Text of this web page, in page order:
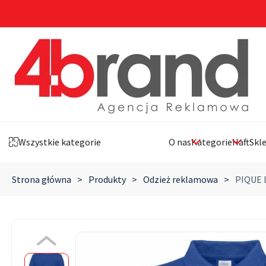
Wszystkie kategorie O nasKategorieHaft
Strona główna > Produkty > Odzież reklamowa > PIQUE